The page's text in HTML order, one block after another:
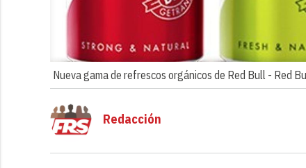
Nueva gama de refrescos orgánicos de Red Bull - Red
Redacción